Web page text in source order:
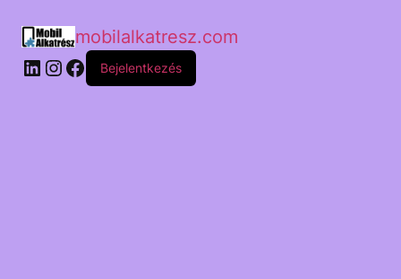
mobilalkatresz.com
Bejelentkezés